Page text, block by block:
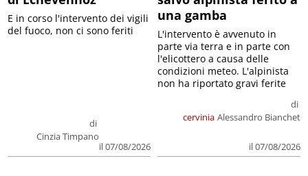
di
Cinzia Timpano
il 07/08/2026
E in corso l'intervento dei vigili
del fuoco, non ci sono feriti
una gamba
cervinia
di
Alessandro Bianchet
il 07/08/2026
L'intervento è avvenuto in
parte via terra e in parte con
l'elicottero a causa delle
condizioni meteo. L'alpinista
non ha riportato gravi ferite